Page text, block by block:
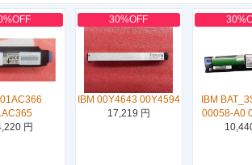
01AC366
円
30%OFF
IBM 00Y4643 00Y4594
17,219 円
IBM
00058-A0